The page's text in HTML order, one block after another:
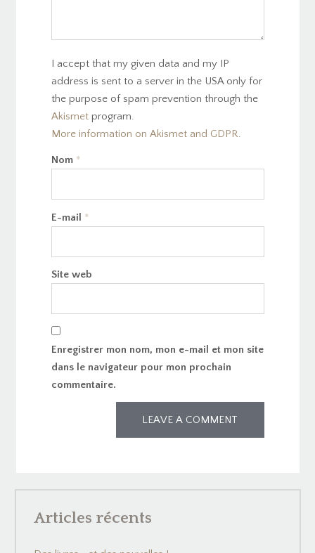
I accept that my given data and my IP
address is sent to a server in the USA only for
the purpose of spam prevention through the
Akismetprogram.
More information on Akismet and GDPR.
Nom *
E-mail *
Site web
Enregistrer mon nom, mon e-mail et mon site
dans le navigateur pour mon prochain
commentaire.
Articles récents